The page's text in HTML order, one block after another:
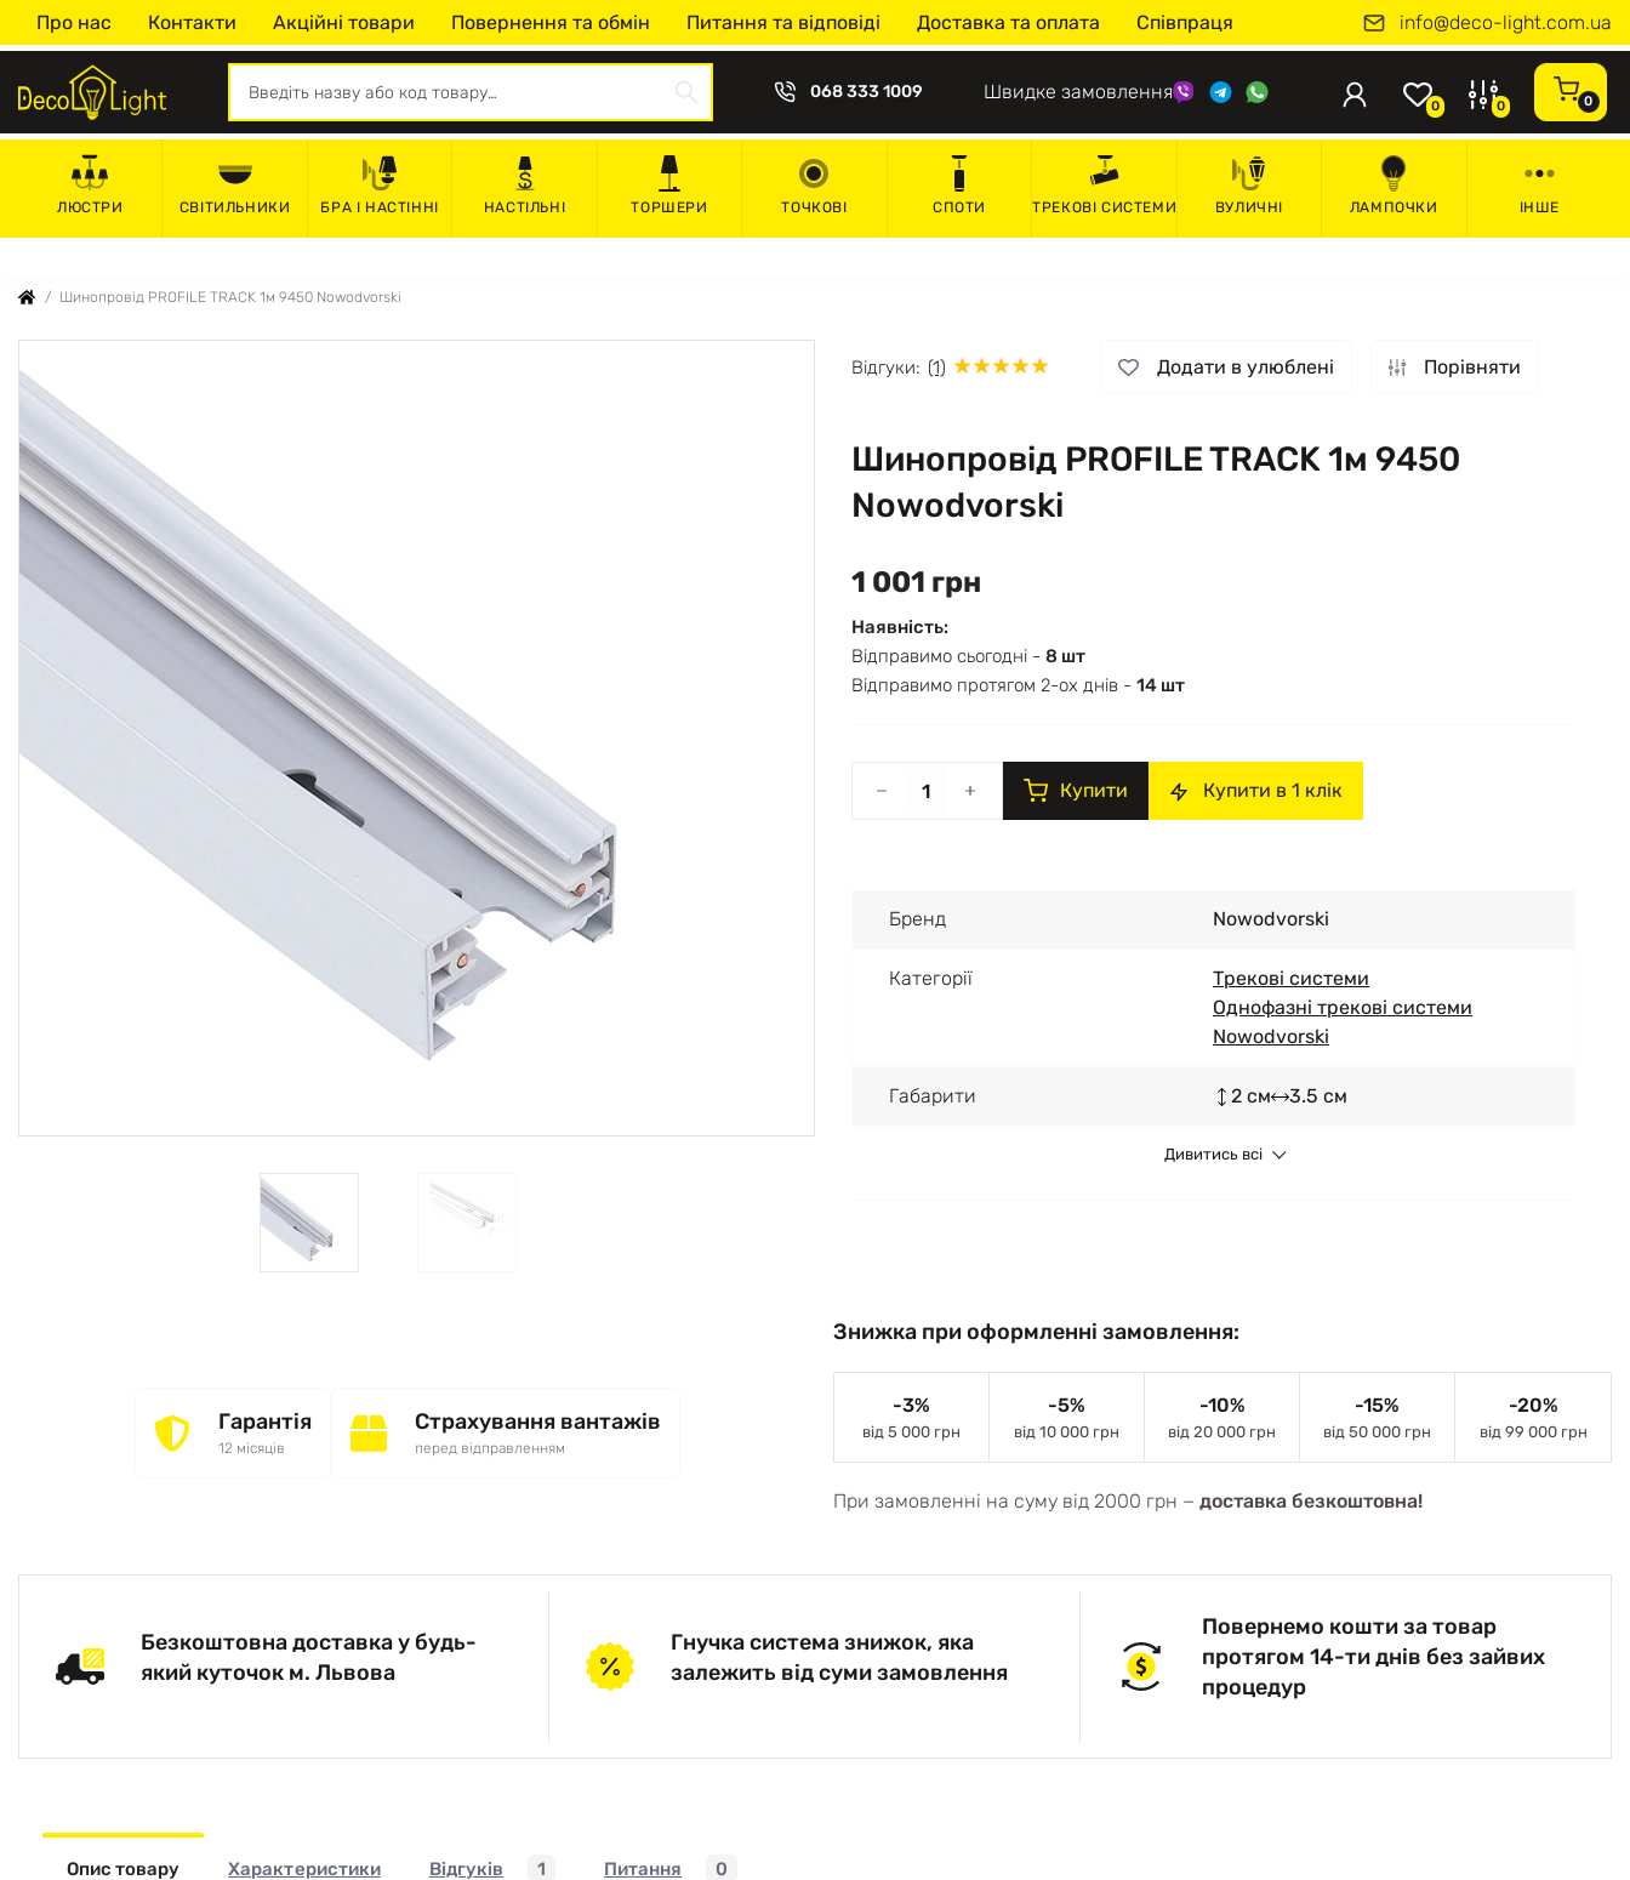
Про нас Контакти Акційні товари Повернення та обмін Питання та відповіді Доставка та оплата Співпраця info@deco-light.com.ua
068 333 1009 Швидке замовлення
0 0 0
ЛЮСТРИ СВІТИЛЬНИКИ БРА І НАСТІННІ НАСТІЛЬНІ ТОРШЕРИ ТОЧКОВІ СПОТИ ТРЕКОВІ СИСТЕМИ ВУЛИЧНІ ЛАМПОЧКИ ІНШЕ
Шинопровід PROFILE TRACK 1м 9450 Nowodvorski
Відгуки: (1) Додати в улюблені Порівняти
Шинопровід PROFILE TRACK 1м 9450
Nowodvorski
1 001 грн
Наявність:
Відправимо сьогодні - 8 шт
Відправимо протягом 2-ох днів - 14 шт
Купити Купити в 1 клік
Бренд Nowodvorski
Категорії
Трекові системи
Однофазні трекові системи
Nowodvorski
Габарити 2 см 3.5 см
Дивитись всі
Гарантія
12 місяців
Страхування вантажів
перед відправленням
Знижка при оформленні замовлення:
-3%
від 5 000 грн
-5%
від 10 000 грн
-10%
від 20 000 грн
-15%
від 50 000 грн
-20%
від 99 000 грн
При замовленні на суму від 2000 грн − доставка безкоштовна!
Безкоштовна доставка у будь-
який куточок м. Львова
Гнучка система знижок, яка
залежить від суми замовлення
Повернемо кошти за товар
протягом 14-ти днів без зайвих
процедур
Опис товару Характеристики Відгуків 1 Питання 0